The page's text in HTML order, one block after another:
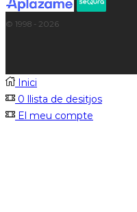
© 1998 - 2026
Inici
0 llista de desitjos
El meu compte